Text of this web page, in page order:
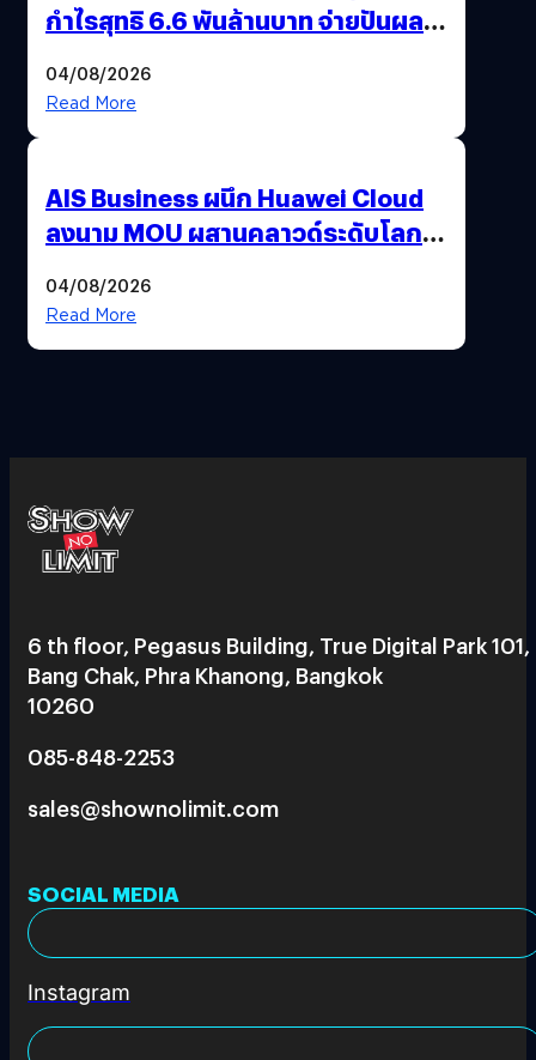
กำไรสุทธิ 6.6 พันล้านบาท จ่ายปันผล
04/08/2026
Read More
AIS Business ผนึก Huawei Cloud
ลงนาม MOU ผสานคลาวด์ระดับโลก
ภาคอุตสาหกรรมและการผลิต พร้อม
04/08/2026
Read More
6 th floor, Pegasus Building, True Digital Park 101,
Bang Chak, Phra Khanong, Bangkok
10260
085-848-2253
sales@shownolimit.com
SOCIAL MEDIA
Instagram